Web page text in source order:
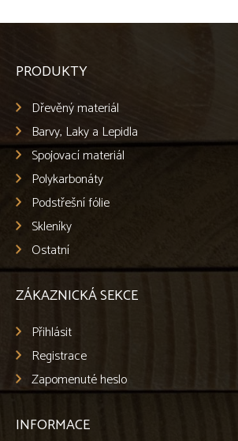
PRODUKTY
Dřevěný materiál
Barvy, Laky a Lepidla
Spojovací materiál
Polykarbonáty
Podstřešní fólie
Skleníky
Ostatní
ZÁKAZNICKÁ SEKCE
Přihlásit
Registrace
Zapomenuté heslo
INFORMACE